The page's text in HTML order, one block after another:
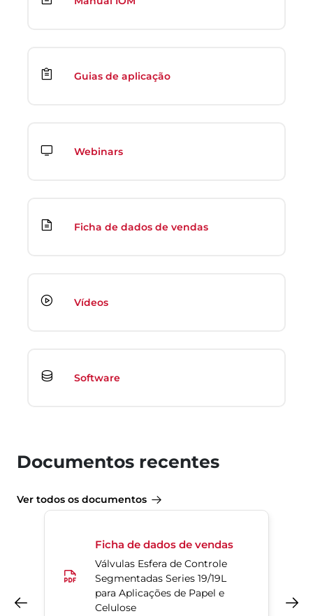
Guias de aplicação
Webinars
Ficha de dados de vendas
Vídeos
Software
Documentos recentes
Ver todos os documentos
Ficha de dados de vendas
Válvulas Esfera de Controle
Segmentadas Series 19/19L
para Aplicações de Papel e
Celulose
Próximo